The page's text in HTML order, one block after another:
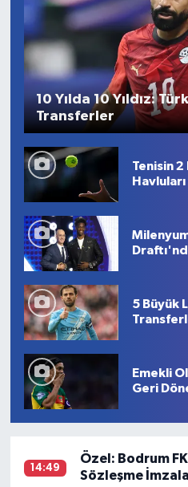
10 Yılda 10 Yıldız:
Transferler
Tenisin
5 Büyük
Emekli
Geri
14:49
Özel: Bodrum
Sözleşme